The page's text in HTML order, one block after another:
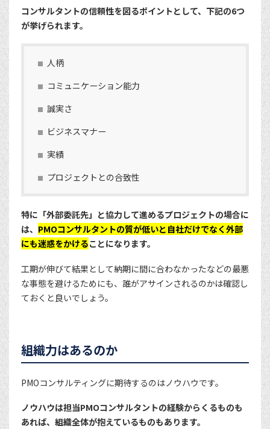
コンサルタントの信頼性を図るポイントとして、下記の6つ
が挙げられます。
人柄
コミュニケーション能力
誠実さ
ビジネスマナー
実績
プロジェクトとの合致性
特に「外部委託先」と協力して進めるプロジェクトの場合に
は、 PMOコンサルタントの質が低いと自社だけでなく外部
にも迷惑をかけることになります。
工期が伸びて結果として納期に間に合わなかったなどの最悪
な事態を避けるためにも、誰がアサインされるのかは確認し
ておくと良いでしょう。
組織力はあるのか
PMOコンサルティングに期待するのはノウハウです。
ノウハウは担当PMOコンサルタントの経験からくるものも
あれば、組織全体が抱えているものもあります。